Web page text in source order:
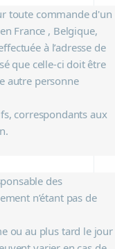
toute commande d'un
France , Belgique,
à l’adresse de
que celle-ci doit être
autre personne
correspondants aux
des
n’étant pas de
ou au plus tard le jour